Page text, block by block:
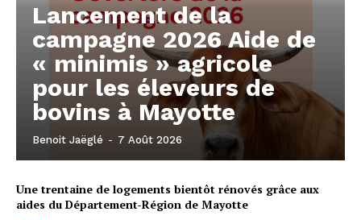
Lancement de la
campagne 2026 Aide de
« minimis » agricole
pour les éleveurs de
bovins à Mayotte
Benoit Jaëglé - 7 Août 2026
Une trentaine de logements bientôt rénovés grâce aux
aides du Département-Région de Mayotte